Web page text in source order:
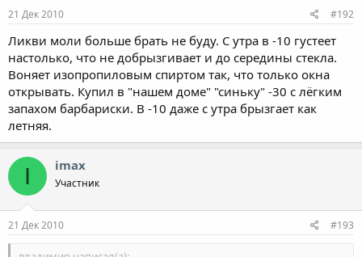
21 Дек 2010 #192
Ликви моли больше брать не буду. С утра в -10 густеет
настолько, что не добрызгивает и до середины стекла.
Воняет изопропиловым спиртом так, что только окна
открывать. Купил в "нашем доме" "синьку" -30 с лёгким
запахом барбариски. В -10 даже с утра брызгает как
летняя.
I imax
Участник
21 Дек 2010 #193